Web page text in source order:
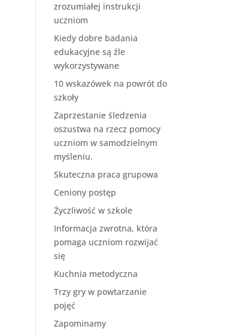
zrozumiałej instrukcji
uczniom
Kiedy dobre badania
edukacyjne są źle
wykorzystywane
10 wskazówek na powrót do
szkoły
Zaprzestanie śledzenia
oszustwa na rzecz pomocy
uczniom w samodzielnym
myśleniu.
Skuteczna praca grupowa
Ceniony postęp
Życzliwość w szkole
Informacja zwrotna, która
pomaga uczniom rozwijać
się
Kuchnia metodyczna
Trzy gry w powtarzanie
pojęć
Zapominamy